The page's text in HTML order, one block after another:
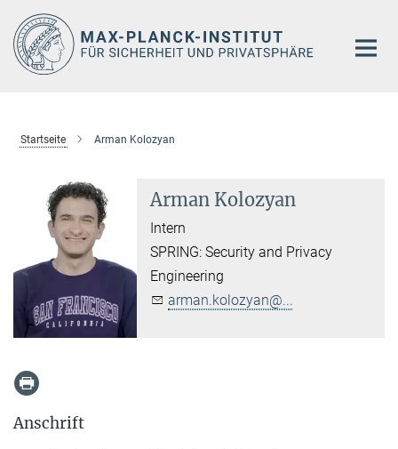
Hauptinhalt
Startseite Arman Kolozyan
Arman Kolozyan
Intern
SPRING: Security and Privacy
Engineering
arman.kolozyan@...
Anschrift